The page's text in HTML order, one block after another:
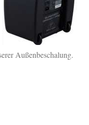
Außenbeschalung.